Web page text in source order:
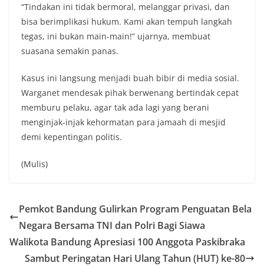
“Tindakan ini tidak bermoral, melanggar privasi, dan
bisa berimplikasi hukum. Kami akan tempuh langkah
tegas, ini bukan main-main!” ujarnya, membuat
suasana semakin panas.
Kasus ini langsung menjadi buah bibir di media sosial.
Warganet mendesak pihak berwenang bertindak cepat
memburu pelaku, agar tak ada lagi yang berani
menginjak-injak kehormatan para jamaah di mesjid
demi kepentingan politis.
(Mulis)
Pemkot Bandung Gulirkan Program Penguatan Bela
Negara Bersama TNI dan Polri Bagi Siawa
Walikota Bandung Apresiasi 100 Anggota Paskibraka
Sambut Peringatan Hari Ulang Tahun (HUT) ke-80